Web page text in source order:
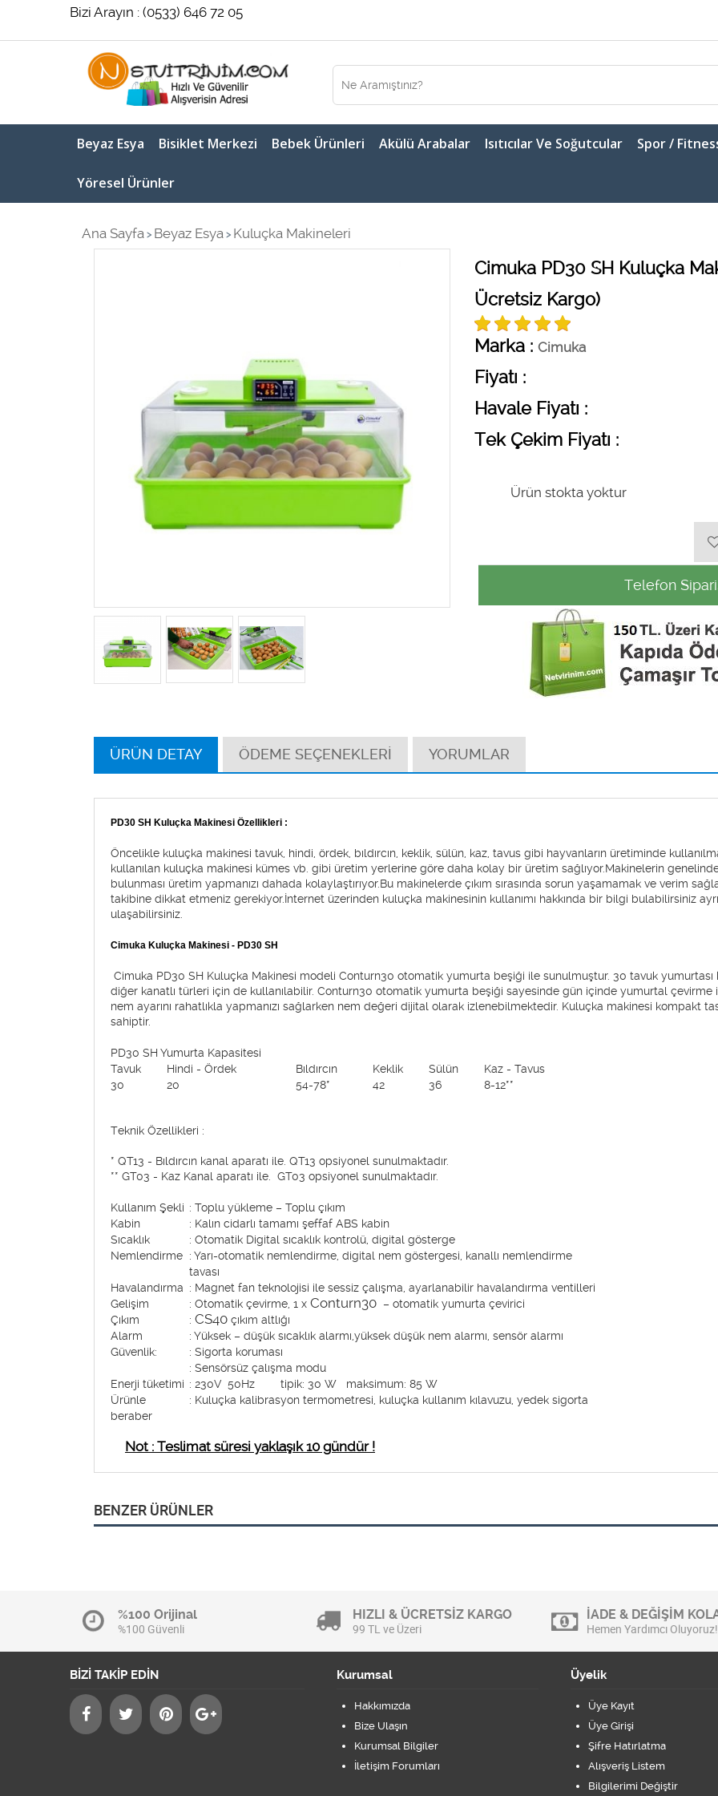
Bizi Arayın : (0533) 646 72 05
Beyaz Esya Bisiklet Merkezi Bebek Ürünleri Akülü Arabalar Isıtıcılar Ve Soğutcular Spor /
Yöresel Ürünler
Ana Sayfa > Beyaz Esya > Kuluçka Makineleri
Cimuka PD30 SH Kuluçka
Ücretsiz Kargo)
Marka : Cimuka
Fiyatı :
Havale Fiyatı :
Tek Çekim Fiyatı :
Ürün stokta yoktur
Telefon
ÜRÜN DETAY ÖDEME SEÇENEKLERİ YORUMLAR
PD30 SH Kuluçka Makinesi Özellikleri :
Öncelikle kuluçka makinesi tavuk, hindi, ördek, bıldırcın, keklik, sülün, kaz, tavus gibi hayvanların üretiminde
kullanılan kuluçka makinesi kümes vb. gibi üretim yerlerine göre daha kolay bir üretim sağlıyor.Makinelerin
bulunması üretim yapmanızı dahada kolaylaştırıyor.Bu makinelerde çıkım sırasında sorun yaşamamak ve verim
takibine dikkat etmeniz gerekiyor.İnternet üzerinden kuluçka makinesinin kullanımı hakkında bir bilgi bulabilirsiniz
ulaşabilirsiniz.
Cimuka Kuluçka Makinesi - PD30 SH
Cimuka PD30 SH Kuluçka Makinesi modeli Conturn30 otomatik yumurta beşiği ile sunulmuştur. 30 tavuk
diğer kanatlı türleri için de kullanılabilir. Conturn30 otomatik yumurta beşiği sayesinde gün içinde yumurtal çevirme
nem ayarını rahatlıkla yapmanızı sağlarken nem değeri dijital olarak izlenebilmektedir. Kuluçka makinesi kompakt
sahiptir.
PD30 SH Yumurta Kapasitesi
Tavuk
Hindi - Ördek Bıldırcın Keklik Sülün
Kaz - Tavus
30
20 54-78* 42 36 8-12**
Teknik Özellikleri :
* QT13 - Bıldırcın kanal aparatı ile. QT13 opsiyonel sunulmaktadır.
** GT03 - Kaz Kanal aparatı ile. GT03 opsiyonel sunulmaktadır.
Kullanım Şekli : Toplu yükleme – Toplu çıkım
Kabin
: Kalın cidarlı tamamı şeffaf ABS kabin
Sıcaklık
: Otomatik Digital sıcaklık kontrolü, digital gösterge
Nemlendirme : Yarı-otomatik nemlendirme, digital nem göstergesi, kanallı nemlendirme
tavası
Havalandırma : Magnet fan teknolojisi ile sessiz çalışma, ayarlanabilir havalandırma ventilleri
Gelişim
: Otomatik çevirme, 1 x Conturn30 – otomatik yumurta çevirici
Çıkım
: CS40 çıkım altlığı
Alarm
: Yüksek – düşük sıcaklık alarmı,yüksek düşük nem alarmı, sensör alarmı
Güvenlik:
: Sigorta koruması
: Sensörsüz çalışma modu
Enerji tüketimi : 230V 50Hz tipik: 30 W maksimum: 85 W
Ürünle
beraber
: Kuluçka kalibrasyon termometresi, kuluçka kullanım kılavuzu, yedek sigorta
Not : Teslimat süresi yaklaşık 10 gündür !
BENZER ÜRÜNLER
%100 Orijinal
%100 Güvenli
HIZLI & ÜCRETSİZ KARGO
99 TL ve Üzeri
İADE & DEĞİŞİM
Hemen Yardımcı Oluyoruz!
BİZİ TAKİP EDİN Kurumsal
Hakkımızda
Bize Ulaşın
Kurumsal Bilgiler
İletişim Forumları
Üyelik
Üye Kayıt
Üye Girişi
Şifre Hatırlatma
Alışveriş Listem
Bilgilerimi Değiştir